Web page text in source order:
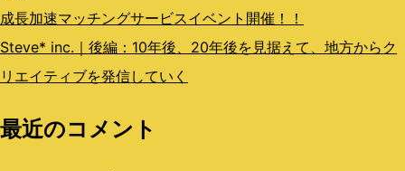
成長加速マッチングサービスイベント開催！！
Steve* inc.｜後編：10年後、20年後を見据えて、地方からク
リエイティブを発信していく
最近のコメント